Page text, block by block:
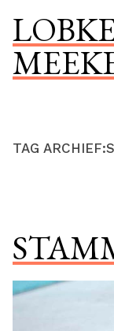
inhoud
springen
TAG ARCHIEF: